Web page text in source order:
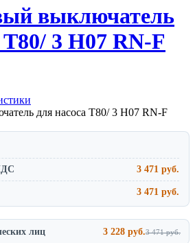
выключатель
T80/ 3 H07 RN-F
3 471 руб.
3 471 руб.
лиц 3 228 руб.3 471 руб.